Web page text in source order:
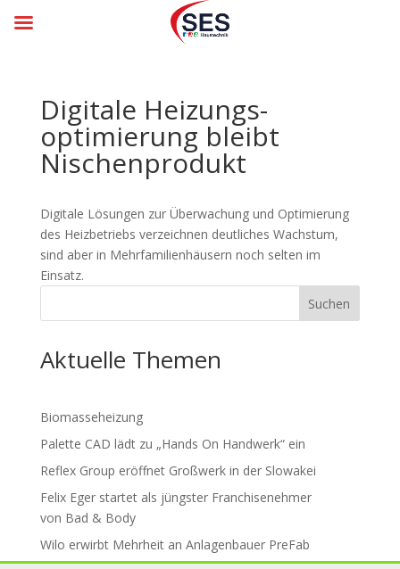
Digitale Heizungs­
optimie­rung bleibt
Nischen­pro­dukt
Digitale Lösungen zur Überwachung und Optimierung
des Heizbetriebs verzeichnen deutliches Wachstum,
sind aber in Mehrfamilienhäusern noch selten im
Einsatz.
Suchen
Aktuelle Themen
Biomasseheizung
Palette CAD lädt zu „Hands On Handwerk“ ein
Reflex Group er­öff­net Groß­werk in der Slo­wa­kei
Felix Eger startet als jüngster Fran­chise­neh­mer
von Bad & Body
Wilo erwirbt Mehr­heit an An­la­gen­bau­er PreFab